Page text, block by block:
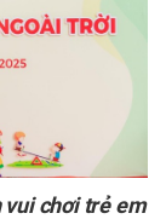
chơi trẻ em